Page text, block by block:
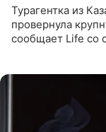
Турагентка из
провернула
сообщает Life со